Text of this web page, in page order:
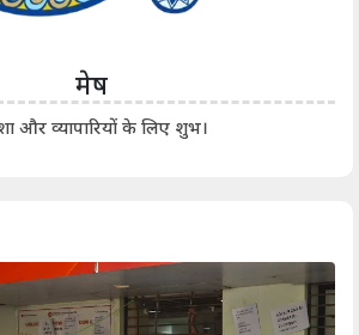
मेष
और व्यापारियों के लिए शुभ।